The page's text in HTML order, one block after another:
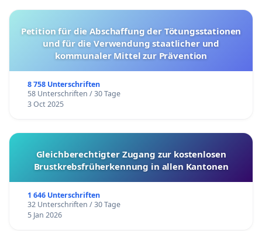
Petition für die Abschaffung der Tötungsstationen
und für die Verwendung staatlicher und
kommunaler Mittel zur Prävention
8 758 Unterschriften
58 Unterschriften / 30 Tage
3 Oct 2025
Gleichberechtigter Zugang zur kostenlosen
Brustkrebsfrüherkennung in allen Kantonen
1 646 Unterschriften
32 Unterschriften / 30 Tage
5 Jan 2026